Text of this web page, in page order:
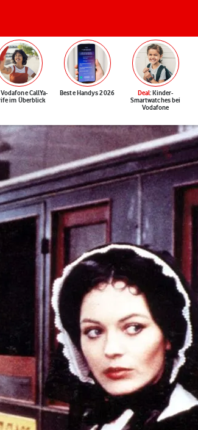
CallYa-
im Überblick
Beste Handys 2026 Deal: Kinder-
Smartwatches bei
Vodafone